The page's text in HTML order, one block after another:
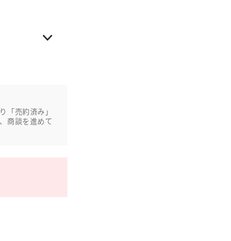
「売約済み」
商談を進めて